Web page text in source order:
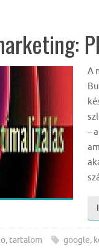
A
–
, tartalom google,